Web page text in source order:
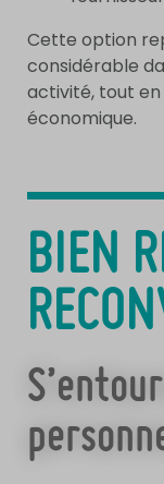
Cette option
considérable
activité, tout
économique.
BIEN